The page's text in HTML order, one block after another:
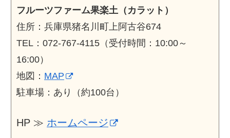
フルーツファーム果楽土（カラット）
住所：兵庫県猪名川町上阿古谷674
TEL：072-767-4115（受付時間：10:00～
16:00）
地図： MAP
駐車場：あり（約100台）
HP ≫ ホームページ